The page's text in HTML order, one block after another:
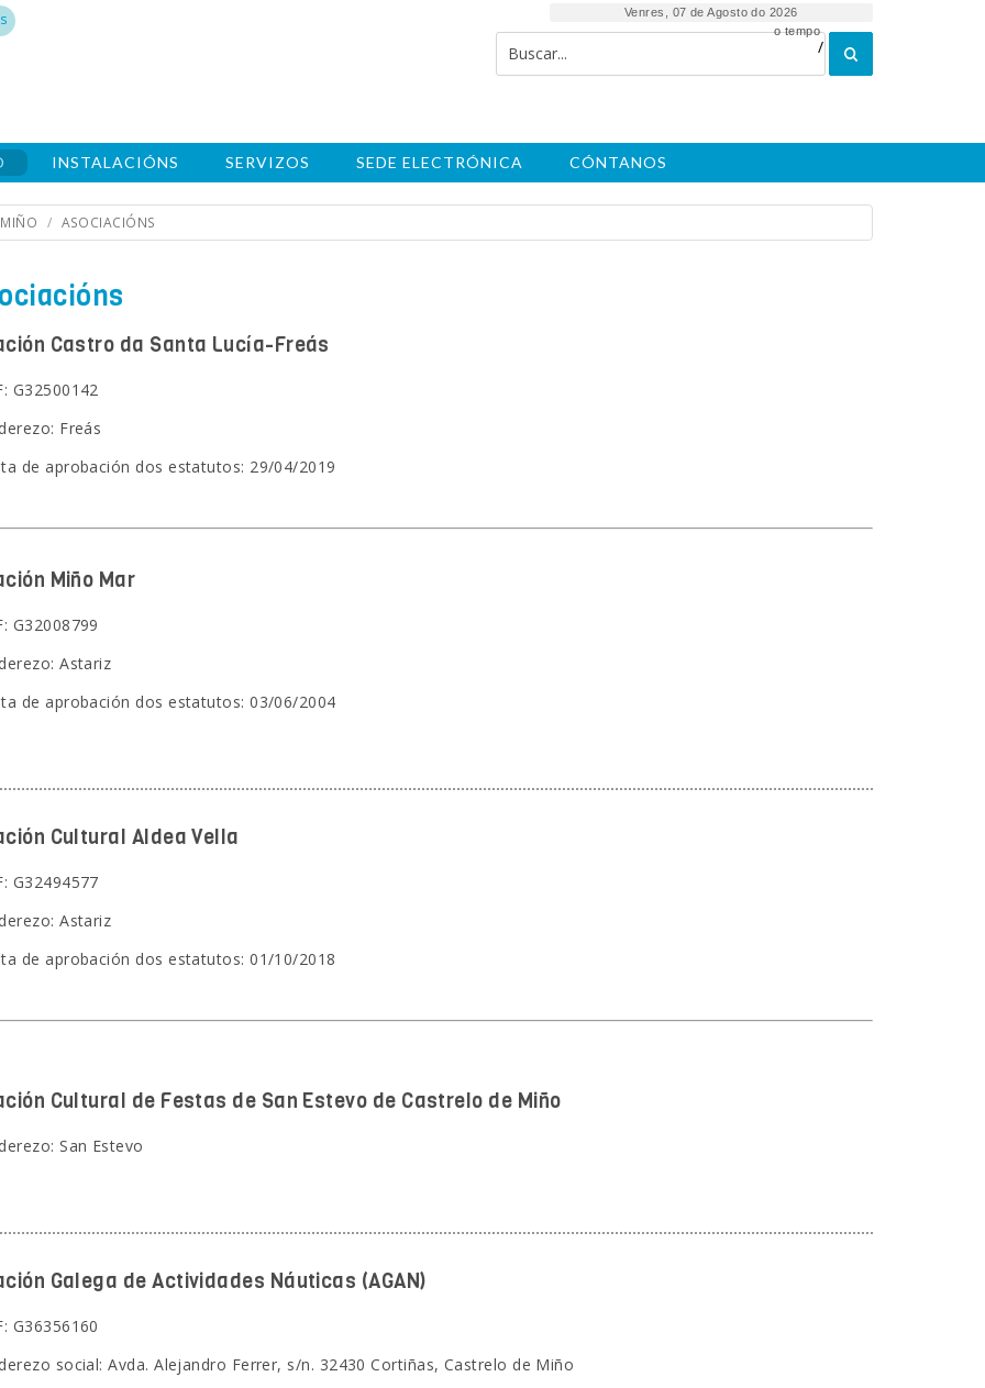
Venres, 07 de Agosto do 2026
/
o tempo
INSTALACIÓNS SERVIZOS SEDE ELECTRÓNICA CÓNTANOS
ASOCIACIÓNS
Castro da Santa Lucía-Freás
G32500142
Freás
de aprobación dos estatutos: 29/04/2019
Miño Mar
G32008799
Astariz
de aprobación dos estatutos: 03/06/2004
Cultural Aldea Vella
G32494577
Astariz
de aprobación dos estatutos: 01/10/2018
Cultural de Festas de San Estevo de Castrelo de Miño
San Estevo
Galega de Actividades Náuticas (AGAN)
G36356160
social: Avda. Alejandro Ferrer, s/n. 32430 Cortiñas, Castrelo de Miño